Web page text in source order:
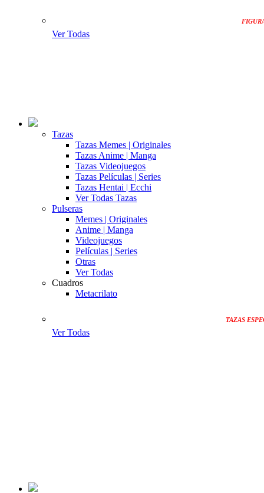
Ver Todas
Tazas
Tazas Memes | Originales
Tazas Anime | Manga
Tazas Videojuegos
Tazas Películas | Series
Tazas Hentai | Ecchi
Ver Todas Tazas
Pulseras
Memes | Originales
Anime | Manga
Videojuegos
Películas | Series
Otras
Ver Todas
Cuadros
Metacrilato
TAZAS
Ver Todas